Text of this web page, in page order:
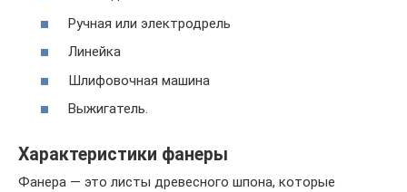
Ручная или электродрель
Линейка
Шлифовочная машина
Выжигатель.
Характеристики фанеры
Фанера — это листы древесного шпона, которые